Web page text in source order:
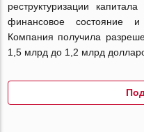
реструктуризации
финансовое состояние и
Компания получила
1,5 млрд до 1,2 млрд